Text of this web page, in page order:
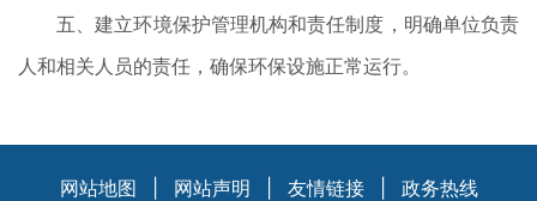
五、建立环境保护管理机构和责任制度，明确单位负责
人和相关人员的责任，确保环保设施正常运行。
网站地图 网站声明 友情链接 政务热线